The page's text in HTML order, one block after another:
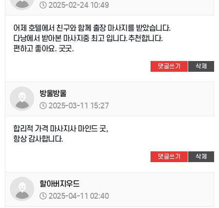
2025-02-24 10:49
어제 호텔에서 친구와 함께 출장 마사지를 받았습니다.
다낭에서 받아본 마사지중 최고 입니다.추천합니다.
편하고 좋아요. 굿굿.
댓글쓰기 삭제
방울방울
2025-03-11 15:27
합리적 가격 마사지사 마인드 굿,
항상 감사합니다.
댓글쓰기 삭제
할아버지우드
2025-04-11 02:40